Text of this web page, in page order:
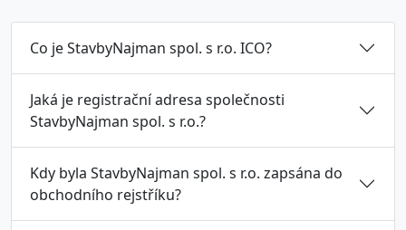
Co je StavbyNajman spol. s r.o. ICO?
Jaká je registrační adresa společnosti
StavbyNajman spol. s r.o.?
Kdy byla StavbyNajman spol. s r.o. zapsána do
obchodního rejstříku?